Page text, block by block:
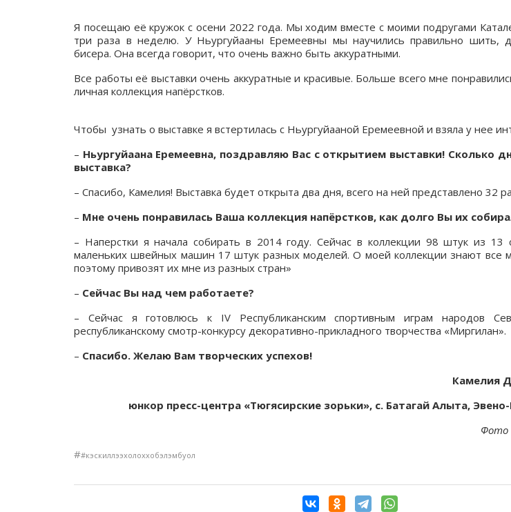
Я посещаю её кружок с осени 2022 года. Мы ходим вместе с моими подругами
три раза в неделю. У Ньургуйааны Еремеевны мы научились правильно шить,
бисера. Она всегда говорит, что очень важно быть аккуратными.
Все работы её выставки очень аккуратные и красивые. Больше всего мне
личная коллекция напёрстков.
Чтобы узнать о выставке я встертилась с Ньургуйааной Еремеевной и взяла у нее
– Ньургуйаана Еремеевна, поздравляю Вас с открытием выставки! Сколько
выставка?
– Спасибо, Камелия! Выставка будет открыта два дня, всего на ней представлено 32
– Мне очень понравилась Ваша коллекция напёрстков, как долго Вы их
– Наперстки я начала собирать в 2014 году. Сейчас в коллекции 98 штук из 13
маленьких швейных машин 17 штук разных моделей. О моей коллекции знают все
поэтому привозят их мне из разных стран»
– Сейчас Вы над чем работаете?
– Сейчас я готовлюсь к IV Республиканским спортивным играм народов
республиканскому смотр-конкурсу декоративно-прикладного творчества «Миргилан».
– Спасибо. Желаю Вам творческих успехов!
Камелия
юнкор пресс-центра «Тюгясирские зорьки», с. Батагай Алыта,
Фото
##кэскиллээхолоххобэлэмбуол